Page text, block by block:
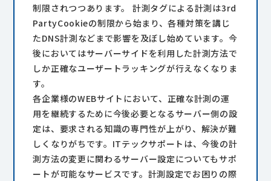
制限されつつあります。 計測タグによる計測は3rd
PartyCookieの制限から始まり、各種対策を講じ
たDNS計測などまで影響を及ぼし始めています。今
後においてはサーバーサイドを利用した計測方法で
しか正確なユーザートラッキングが行えなくなりま
す。
各企業様のWEBサイトにおいて、正確な計測の運
用を継続するために今後必要となるサーバー側の設
定は、要求される知識の専門性が上がり、解決が難
しくなりがちです。ITテックサポートは、今後の計
測方法の変更に関わるサーバー設定についてもサポ
ートが可能なサービスです。計測設定でお困りの際